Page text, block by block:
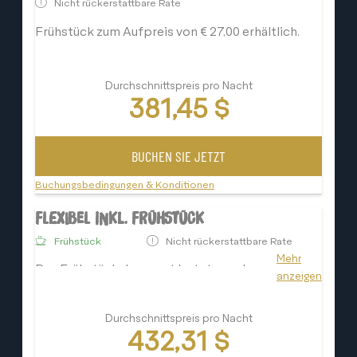
Besonderheit: Die Suite verfügt über kein
Sessel – ein ruhiger Rückzugsort im Herzen
Nicht rückerstattbare Rate
Frühstück zum Aufpreis von € 27,00 erhältlich.
Durchschnittspreis pro Nacht
381,45 $
BUCHEN SIE JETZT
Buchungsbedingungen & Konditionen
Flexibel inkl. Frühstück
Frühstück Nicht rückerstattbare Rate
Das Frühstückskonzept lautet: nur das
können seltene Köstlichkeiten, mit Liebe
produziert vom Bauern aus der
Mehr
anzeigen
Durchschnittspreis pro Nacht
432,31 $